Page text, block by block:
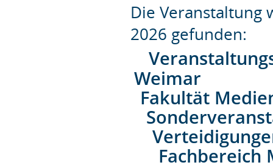
Die Veranstaltung
2026 gefunden:
Weimar
Fakultät